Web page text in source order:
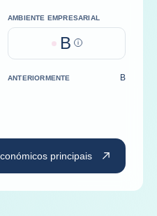
AMBIENTE EMPRESARIAL
B Help
ANTERIORMENTE B
principais